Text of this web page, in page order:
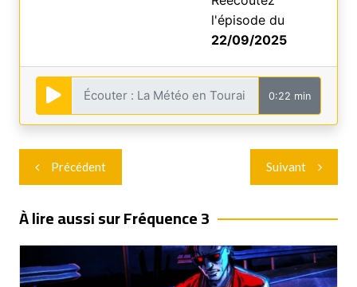
l'épisode du
22/09/2025
0:22 min
Navigation
de
l’article
Précédent Suivant
À lire aussi sur Fréquence 3